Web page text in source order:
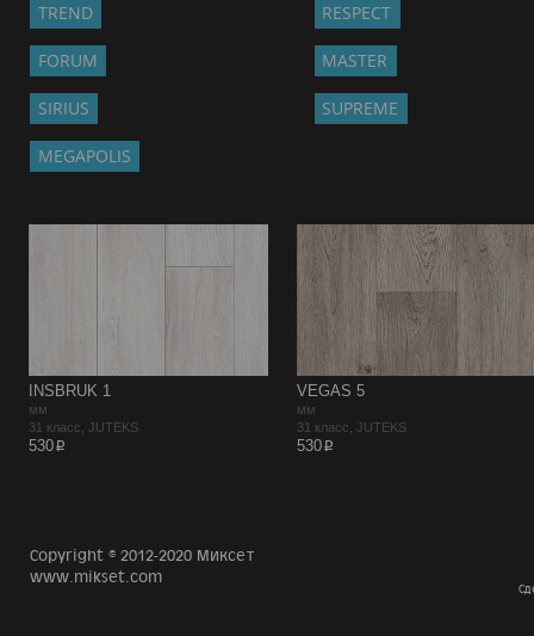
TREND RESPECT
FORUM MASTER
SIRIUS SUPREME
MEGAPOLIS
INSBRUK 1
мм
31 класс, JUTEKS
530p
VEGAS 5
мм
31 класс, JUTEKS
530p
Copyright © 2012-2020 Миксет
www.mikset.com